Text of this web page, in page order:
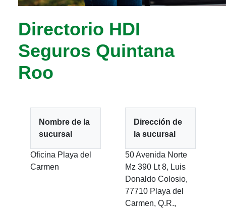
Directorio HDI
Seguros Quintana
Roo
Nombre de la
sucursal
Oficina Playa del
Carmen
Dirección de
la sucursal
50 Avenida Norte
Mz 390 Lt 8, Luis
Donaldo Colosio,
77710 Playa del
Carmen, Q.R.,